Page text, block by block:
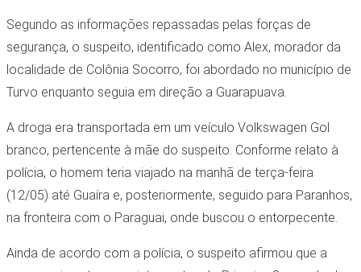
Segundo as informações repassadas pelas forças de
segurança, o suspeito, identificado como Alex, morador da
localidade de Colônia Socorro, foi abordado no município de
Turvo enquanto seguia em direção a Guarapuava.
A droga era transportada em um veículo Volkswagen Gol
branco, pertencente à mãe do suspeito. Conforme relato à
polícia, o homem teria viajado na manhã de terça-feira
(12/05) até Guaíra e, posteriormente, seguido para Paranhos,
na fronteira com o Paraguai, onde buscou o entorpecente.
Ainda de acordo com a polícia, o suspeito afirmou que a